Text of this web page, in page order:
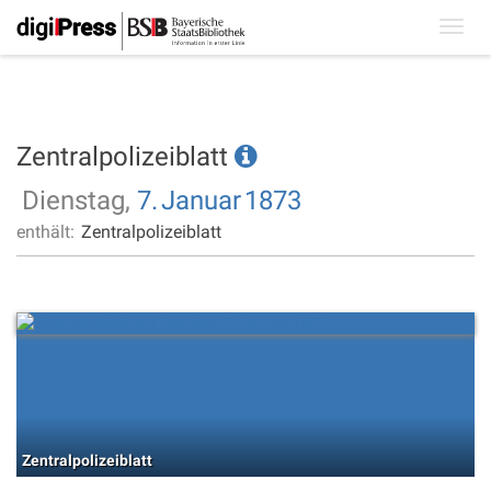
Zentralpolizeiblatt
Dienstag, 7.Januar1873
enthält: Zentralpolizeiblatt
Zentralpolizeiblatt